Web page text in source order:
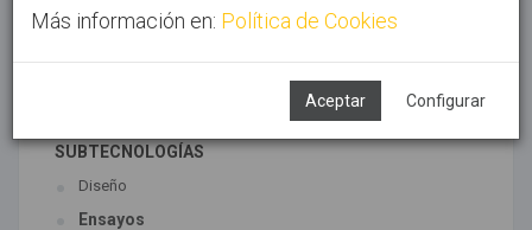
Más información en: Política de Cookies
Aceptar Configurar
TECNOLOGÍAS ASOCIADAS
SUBTECNOLOGÍAS
Diseño
Ensayos